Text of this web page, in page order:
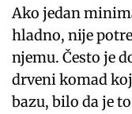
Ako jedan
hladno, nije
njemu. Često je
drveni komad
bazu, bilo da je